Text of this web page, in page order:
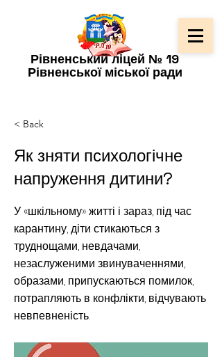
Рівненський ліцей № 19
Рівненської міської ради
< Back
Як зняти психологічне
напруження дитини?
У «шкільному» житті і зараз, під час
карантину, діти стикаються з
труднощами, невдачами,
незаслуженими звинуваченнями,
образами, припускаються помилок,
потрапляють в конфлікти, відчувають
невпевненість.